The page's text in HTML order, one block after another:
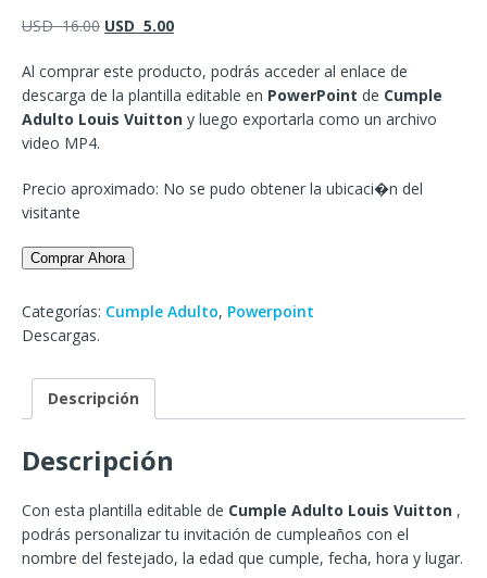
USD16.00 USD 5.00
Al comprar este producto, podrás acceder al enlace de
descarga de la plantilla editable en PowerPoint de Cumple
Adulto Louis Vuitton y luego exportarla como un archivo
video MP4.
Precio aproximado: No se pudo obtener la ubicaci�n del
visitante
Comprar Ahora
Categorías: Cumple Adulto, Powerpoint
Descargas.
Descripción
Descripción
Con esta plantilla editable de Cumple Adulto Louis Vuitton ,
podrás personalizar tu invitación de cumpleaños con el
nombre del festejado, la edad que cumple, fecha, hora y lugar.